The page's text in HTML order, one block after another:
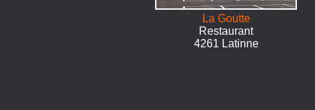
La Goutte
Restaurant
4261 Latinne